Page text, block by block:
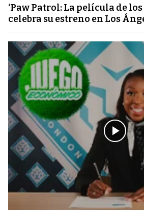
‘Paw Patrol: La película de
celebra su estreno en Los